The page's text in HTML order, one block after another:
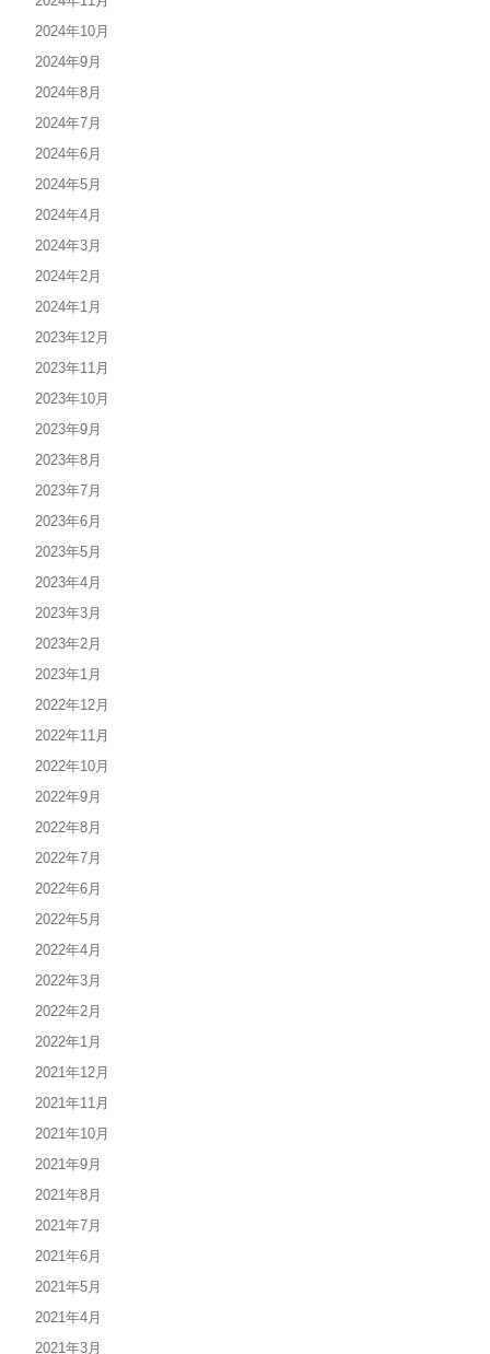
2024年10月
2024年9月
2024年8月
2024年7月
2024年6月
2024年5月
2024年4月
2024年3月
2024年2月
2024年1月
2023年12月
2023年11月
2023年10月
2023年9月
2023年8月
2023年7月
2023年6月
2023年5月
2023年4月
2023年3月
2023年2月
2023年1月
2022年12月
2022年11月
2022年10月
2022年9月
2022年8月
2022年7月
2022年6月
2022年5月
2022年4月
2022年3月
2022年2月
2022年1月
2021年12月
2021年11月
2021年10月
2021年9月
2021年8月
2021年7月
2021年6月
2021年5月
2021年4月
2021年3月